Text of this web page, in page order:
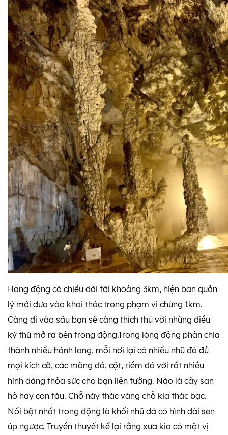
Hang động có chiều dài tới khoảng 3km, hiện ban quản
lý mới đưa vào khai thác trong phạm vi chừng 1km.
Càng đi vào sâu bạn sẽ càng thích thú với những điều
kỳ thú mở ra bên trong động.Trong lòng động phân chia
thành nhiều hành lang, mỗi nơi lại có nhiều nhũ đá đủ
mọi kích cỡ, các măng đá, cột, riềm đá với rất nhiều
hình dáng thỏa sức cho bạn liên tưởng. Nào là cây san
hô hay con tàu. Chỗ này thác vàng chỗ kia thác bạc.
Nổi bật nhất trong động là khối nhũ đá có hình đài sen
úp ngược. Truyền thuyết kể lại rằng xưa kia có một vị